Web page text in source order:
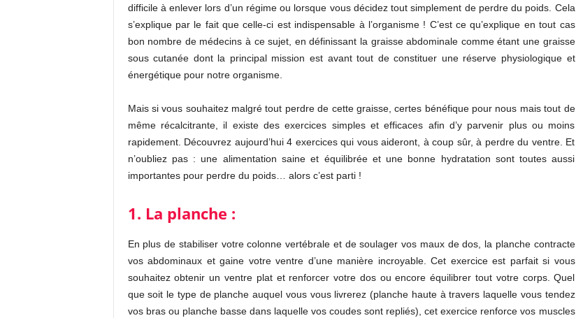
difficile à enlever lors d’un régime ou lorsque vous décidez tout simplement de perdre du poids. Cela
s’explique par le fait que celle-ci est indispensable à l’organisme ! C’est ce qu’explique en tout cas
bon nombre de médecins à ce sujet, en définissant la graisse abdominale comme étant une graisse
sous cutanée dont la principal mission est avant tout de constituer une réserve physiologique et
énergétique pour notre organisme.
Mais si vous souhaitez malgré tout perdre de cette graisse, certes bénéfique pour nous mais tout de
même récalcitrante, il existe des exercices simples et efficaces afin d’y parvenir plus ou moins
rapidement. Découvrez aujourd’hui 4 exercices qui vous aideront, à coup sûr, à perdre du ventre. Et
n’oubliez pas : une alimentation saine et équilibrée et une bonne hydratation sont toutes aussi
importantes pour perdre du poids… alors c’est parti !
1. La planche :
En plus de stabiliser votre colonne vertébrale et de soulager vos maux de dos, la planche contracte
vos abdominaux et gaine votre ventre d’une manière incroyable. Cet exercice est parfait si vous
souhaitez obtenir un ventre plat et renforcer votre dos ou encore équilibrer tout votre corps. Quel
que soit le type de planche auquel vous vous livrerez (planche haute à travers laquelle vous tendez
vos bras ou planche basse dans laquelle vos coudes sont repliés), cet exercice renforce vos muscles